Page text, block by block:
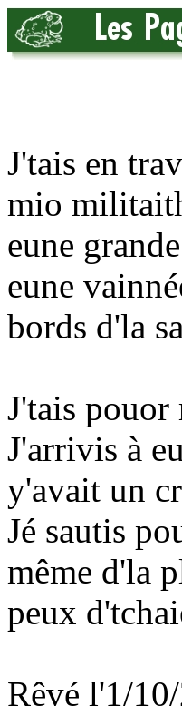
J'tais en
mio
eune
eune
bords d'la
J'tais
J'arrivis à
y'avait un
Jé sautis
même d'la
peux
Rêvé l'1/